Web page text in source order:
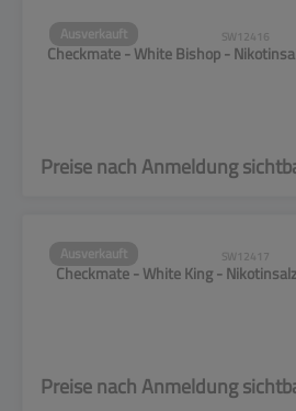
SW12416
Checkmate - White Bishop -
Preise nach Anmeldung
SW12417
Checkmate - White King -
Preise nach Anmeldung